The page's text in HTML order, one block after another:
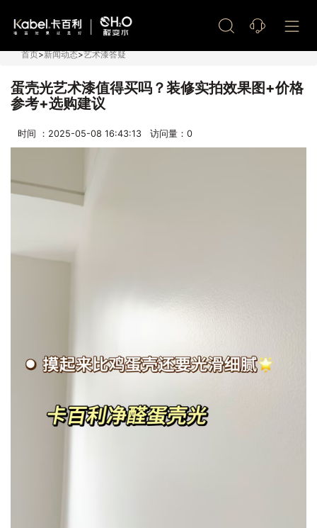
首页>新闻动态>艺术漆答疑
蛋壳光艺术漆值得买吗？装修实拍效果图+价格
参考+选购建议
时间 ：2025-05-08 16:43:13 访问量： 0